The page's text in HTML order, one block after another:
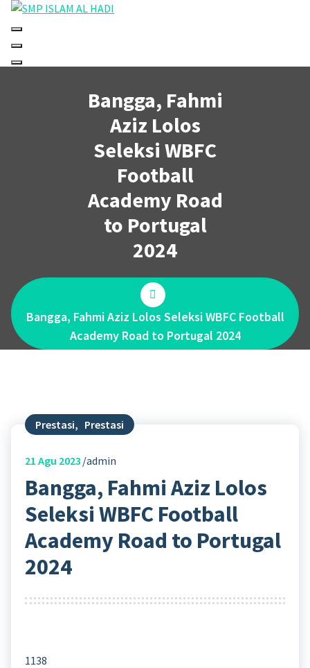
Skip
content
Halaman Resmi SMP Islam Al Hadi Mojolaban
Bangga, Fahmi
Aziz Lolos
Seleksi WBFC
Football
Academy Road
to Portugal
2024
Bangga, Fahmi Aziz Lolos Seleksi WBFC Football
Academy Road to Portugal 2024
Prestasi, Prestasi
21 Agu 2023 admin
Bangga, Fahmi Aziz Lolos
Seleksi WBFC Football
Academy Road to Portugal
2024
1138